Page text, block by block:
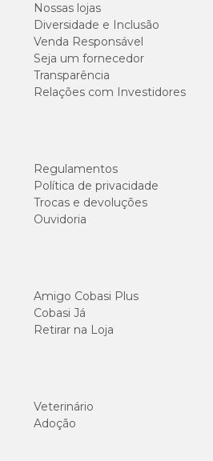
Nossas lojas
Diversidade e Inclusão
Venda Responsável
Seja um fornecedor
Transparência
Relações com Investidores
Regulamentos
Política de privacidade
Trocas e devoluções
Ouvidoria
Amigo Cobasi Plus
Cobasi Já
Retirar na Loja
Veterinário
Adoção